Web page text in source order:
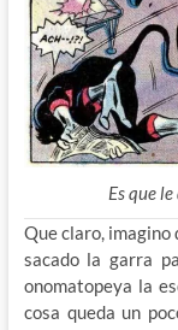
Es que
Que claro, imagino
sacado la garra
onomatopeya la
cosa queda un